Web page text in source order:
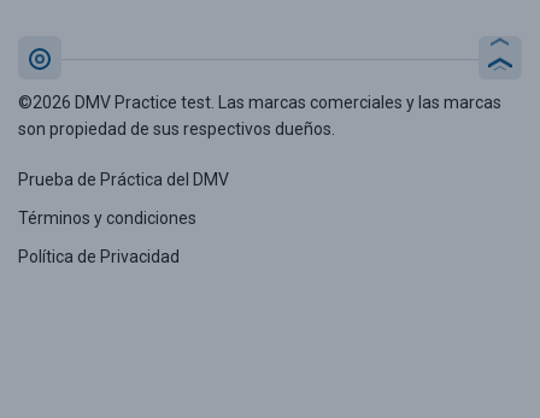
©2026 DMV Practice test. Las marcas comerciales y las marcas
son propiedad de sus respectivos dueños.
Prueba de Práctica del DMV
Términos y condiciones
Política de Privacidad